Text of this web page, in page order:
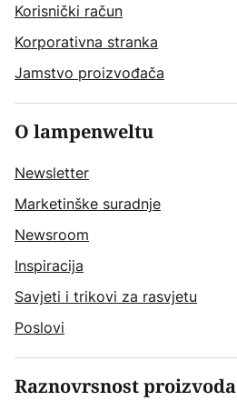
Korisnički račun
Korporativna stranka
Jamstvo proizvođača
O lampenweltu
Newsletter
Marketinške suradnje
Newsroom
Inspiracija
Savjeti i trikovi za rasvjetu
Poslovi
Raznovrsnost proizvoda